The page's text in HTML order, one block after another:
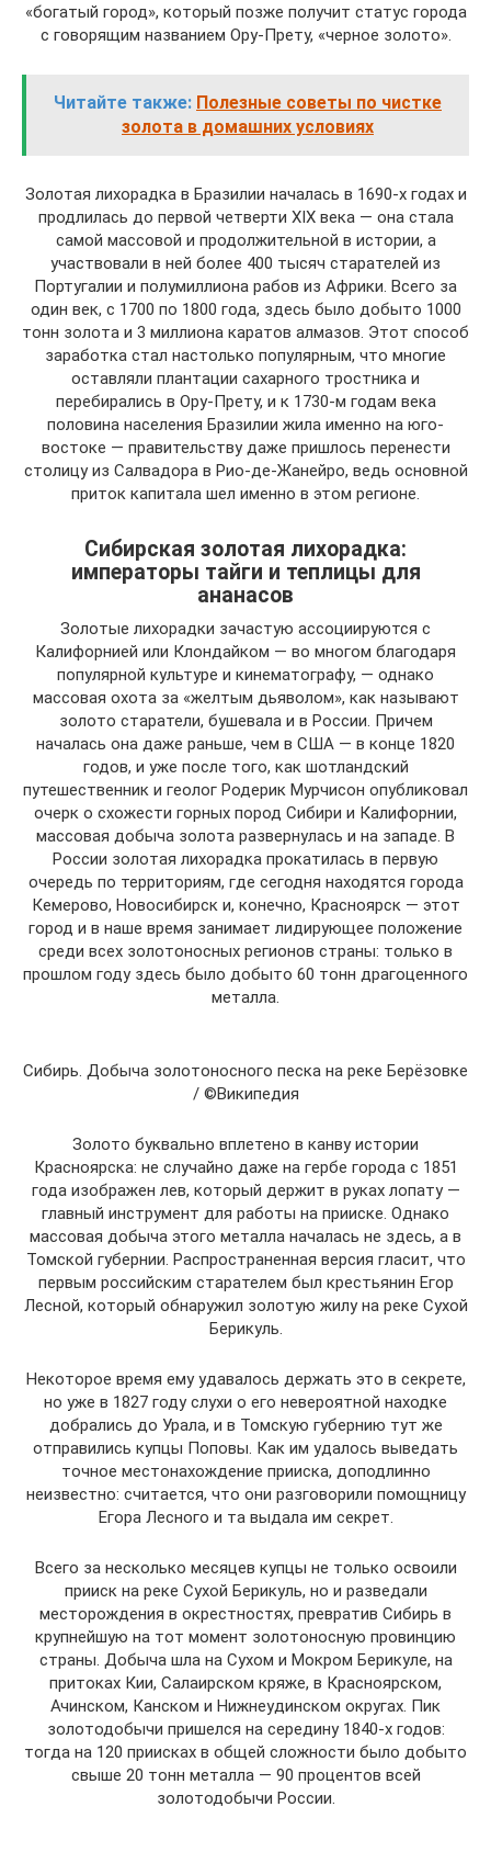
«богатый город», который позже получит статус города
с говорящим названием Ору-Прету, «черное золото».
Читайте также: Полезные советы по чистке
золота в домашних условиях
Золотая лихорадка в Бразилии началась в 1690-х годах и
продлилась до первой четверти XIX века — она стала
самой массовой и продолжительной в истории, а
участвовали в ней более 400 тысяч старателей из
Португалии и полумиллиона рабов из Африки. Всего за
один век, с 1700 по 1800 года, здесь было добыто 1000
тонн золота и 3 миллиона каратов алмазов. Этот способ
заработка стал настолько популярным, что многие
оставляли плантации сахарного тростника и
перебирались в Ору-Прету, и к 1730-м годам века
половина населения Бразилии жила именно на юго-
востоке — правительству даже пришлось перенести
столицу из Салвадора в Рио-де-Жанейро, ведь основной
приток капитала шел именно в этом регионе.
Сибирская золотая лихорадка:
императоры тайги и теплицы для
ананасов
Золотые лихорадки зачастую ассоциируются с
Калифорнией или Клондайком — во многом благодаря
популярной культуре и кинематографу, — однако
массовая охота за «желтым дьяволом», как называют
золото старатели, бушевала и в России. Причем
началась она даже раньше, чем в США — в конце 1820
годов, и уже после того, как шотландский
путешественник и геолог Родерик Мурчисон опубликовал
очерк о схожести горных пород Сибири и Калифорнии,
массовая добыча золота развернулась и на западе. В
России золотая лихорадка прокатилась в первую
очередь по территориям, где сегодня находятся города
Кемерово, Новосибирск и, конечно, Красноярск — этот
город и в наше время занимает лидирующее положение
среди всех золотоносных регионов страны: только в
прошлом году здесь было добыто 60 тонн драгоценного
металла.
Сибирь. Добыча золотоносного песка на реке Берёзовке
/ ©Википедия
Золото буквально вплетено в канву истории
Красноярска: не случайно даже на гербе города с 1851
года изображен лев, который держит в руках лопату —
главный инструмент для работы на прииске. Однако
массовая добыча этого металла началась не здесь, а в
Томской губернии. Распространенная версия гласит, что
первым российским старателем был крестьянин Егор
Лесной, который обнаружил золотую жилу на реке Сухой
Берикуль.
Некоторое время ему удавалось держать это в секрете,
но уже в 1827 году слухи о его невероятной находке
добрались до Урала, и в Томскую губернию тут же
отправились купцы Поповы. Как им удалось выведать
точное местонахождение прииска, доподлинно
неизвестно: считается, что они разговорили помощницу
Егора Лесного и та выдала им секрет.
Всего за несколько месяцев купцы не только освоили
прииск на реке Сухой Берикуль, но и разведали
месторождения в окрестностях, превратив Сибирь в
крупнейшую на тот момент золотоносную провинцию
страны. Добыча шла на Сухом и Мокром Берикуле, на
притоках Кии, Салаирском кряже, в Красноярском,
Ачинском, Канском и Нижнеудинском округах. Пик
золотодобычи пришелся на середину 1840-х годов:
тогда на 120 приисках в общей сложности было добыто
свыше 20 тонн металла — 90 процентов всей
золотодобычи России.